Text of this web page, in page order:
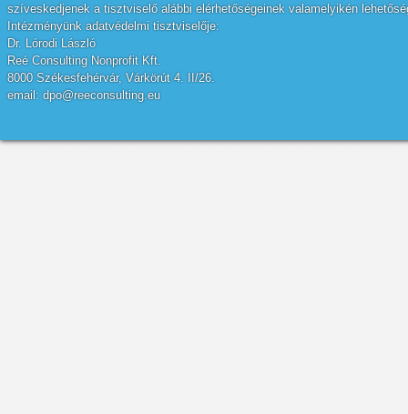
szíveskedjenek a tisztviselő alábbi elérhetőségeinek valamelyikén
Intézményünk adatvédelmi tisztviselője:
Dr. Lórodi László
Reé Consulting Nonprofit Kft.
8000 Székesfehérvár, Várkörút 4. II/26.
email: dpo@reeconsulting.eu